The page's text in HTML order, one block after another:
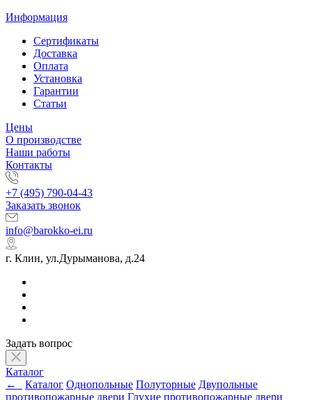
Информация
Сертификаты
Доставка
Оплата
Установка
Гарантии
Статьи
Цены
О производстве
Наши работы
Контакты
+7 (495) 790-04-43
Заказать звонок
info@barokko-ei.ru
г. Клин, ул.Дурыманова, д.24
Задать вопрос
Каталог
←
Каталог Однопольные Полуторные Двупольные
противопожарные двери Глухие противопожарные двери